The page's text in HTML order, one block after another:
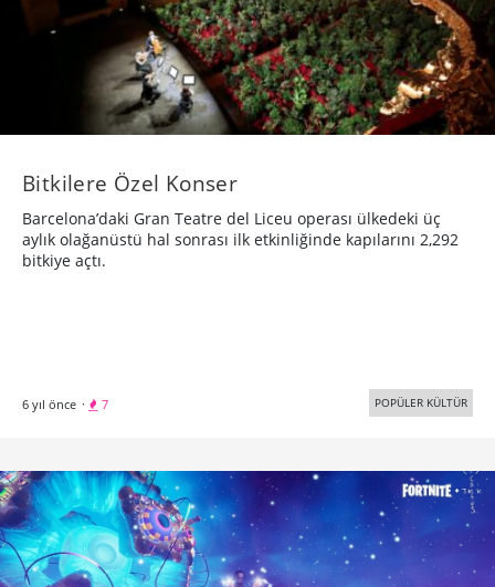
Bitkilere Özel Konser
Barcelona’daki Gran Teatre del Liceu operası ülkedeki üç
aylık olağanüstü hal sonrası ilk etkinliğinde kapılarını 2,292
bitkiye açtı.
6 yıl önce · 7 POPÜLER KÜLTÜR